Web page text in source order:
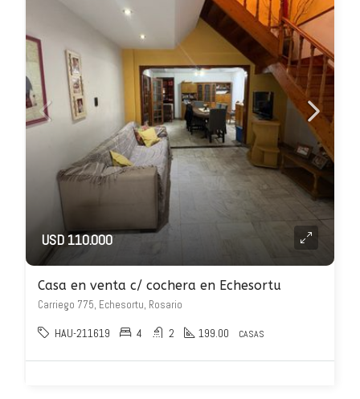
USD 110.000
Casa en venta c/ cochera en Echesortu
Carriego 775, Echesortu, Rosario
HAU-211619 4 2 199.00 CASAS